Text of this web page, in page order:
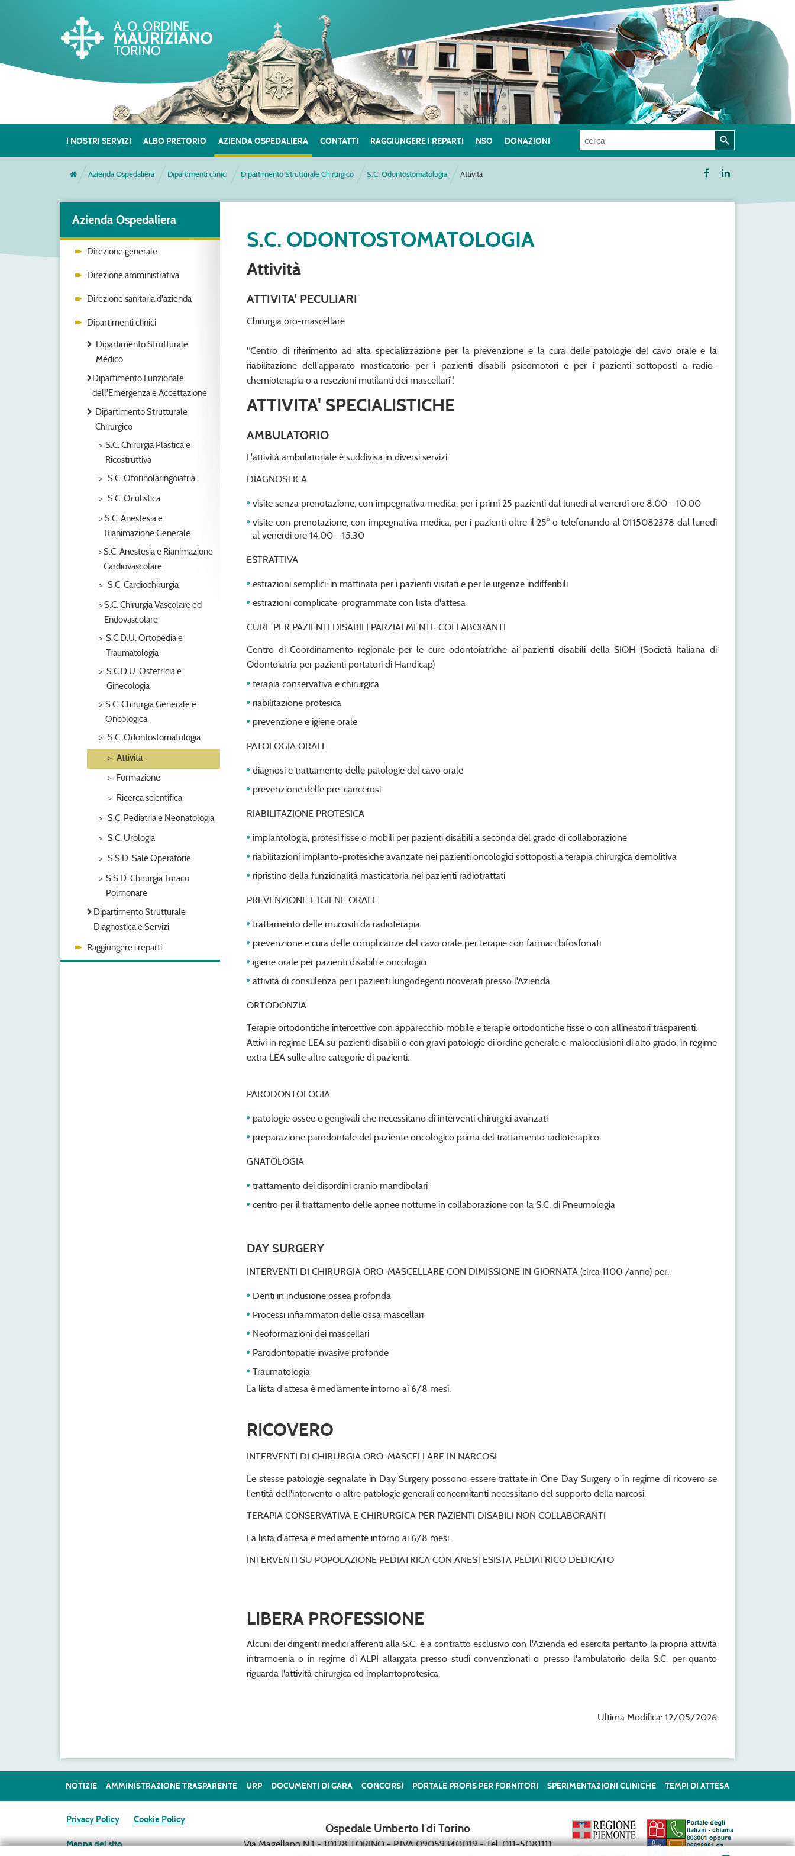
I NOSTRI SERVIZI ALBO PRETORIO AZIENDA OSPEDALIERA CONTATTI RAGGIUNGERE I REPARTI NSO DONAZIONI
Azienda Ospedaliera Dipartimenti clinici Dipartimento Strutturale Chirurgico S.C. Odontostomatologia Attività
Azienda Ospedaliera
Direzione generale
Direzione amministrativa
Direzione sanitaria d'azienda
Dipartimenti clinici
Dipartimento Strutturale
Medico
Dipartimento Funzionale
dell'Emergenza e Accettazione
Dipartimento Strutturale
Chirurgico
S.C. Chirurgia Plastica e
Ricostruttiva
S.C. Otorinolaringoiatria
S.C. Oculistica
S.C. Anestesia e
Rianimazione Generale
S.C. Anestesia e Rianimazione
Cardiovascolare
S.C. Cardiochirurgia
S.C. Chirurgia Vascolare ed
Endovascolare
S.C.D.U. Ortopedia e
Traumatologia
S.C.D.U. Ostetricia e
Ginecologia
S.C. Chirurgia Generale e
Oncologica
S.C. Odontostomatologia
Attività
Formazione
Ricerca scientifica
S.C. Pediatria e Neonatologia
S.C. Urologia
S.S.D. Sale Operatorie
S.S.D. Chirurgia Toraco
Polmonare
Dipartimento Strutturale
Diagnostica e Servizi
Raggiungere i reparti
S.C. ODONTOSTOMATOLOGIA
Attività
ATTIVITA' PECULIARI
Chirurgia oro-mascellare
"Centro di riferimento ad alta specializzazione per la prevenzione e la cura delle patologie del cavo orale e la
riabilitazione dell'apparato masticatorio per i pazienti disabili psicomotori e per i pazienti sottoposti a radio-
chemioterapia o a resezioni mutilanti dei mascellari".
ATTIVITA' SPECIALISTICHE
AMBULATORIO
L'attività ambulatoriale è suddivisa in diversi servizi
DIAGNOSTICA
visite senza prenotazione, con impegnativa medica, per i primi 25 pazienti dal lunedì al venerdì ore 8.00 - 10.00
visite con prenotazione, con impegnativa medica, per i pazienti oltre il 25° o telefonando al 0115082378 dal lunedì
al venerdì ore 14.00 - 15.30
ESTRATTIVA
estrazioni semplici: in mattinata per i pazienti visitati e per le urgenze indifferibili
estrazioni complicate: programmate con lista d'attesa
CURE PER PAZIENTI DISABILI PARZIALMENTE COLLABORANTI
Centro di Coordinamento regionale per le cure odontoiatriche ai pazienti disabili della SIOH (Società Italiana di
Odontoiatria per pazienti portatori di Handicap)
terapia conservativa e chirurgica
riabilitazione protesica
prevenzione e igiene orale
PATOLOGIA ORALE
diagnosi e trattamento delle patologie del cavo orale
prevenzione delle pre-cancerosi
RIABILITAZIONE PROTESICA
implantologia, protesi fisse o mobili per pazienti disabili a seconda del grado di collaborazione
riabilitazioni implanto-protesiche avanzate nei pazienti oncologici sottoposti a terapia chirurgica demolitiva
ripristino della funzionalità masticatoria nei pazienti radiotrattati
PREVENZIONE E IGIENE ORALE
trattamento delle mucositi da radioterapia
prevenzione e cura delle complicanze del cavo orale per terapie con farmaci bifosfonati
igiene orale per pazienti disabili e oncologici
attività di consulenza per i pazienti lungodegenti ricoverati presso l'Azienda
ORTODONZIA
Terapie ortodontiche intercettive con apparecchio mobile e terapie ortodontiche fisse o con allineatori trasparenti.
Attivi in regime LEA su pazienti disabili o con gravi patologie di ordine generale e malocclusioni di alto grado; in regime
extra LEA sulle altre categorie di pazienti.
PARODONTOLOGIA
patologie ossee e gengivali che necessitano di interventi chirurgici avanzati
preparazione parodontale del paziente oncologico prima del trattamento radioterapico
GNATOLOGIA
trattamento dei disordini cranio mandibolari
centro per il trattamento delle apnee notturne in collaborazione con la S.C. di Pneumologia
DAY SURGERY
INTERVENTI DI CHIRURGIA ORO-MASCELLARE CON DIMISSIONE IN GIORNATA (circa 1100 /anno) per:
Denti in inclusione ossea profonda
Processi infiammatori delle ossa mascellari
Neoformazioni dei mascellari
Parodontopatie invasive profonde
Traumatologia
La lista d'attesa è mediamente intorno ai 6/8 mesi.
RICOVERO
INTERVENTI DI CHIRURGIA ORO-MASCELLARE IN NARCOSI
Le stesse patologie segnalate in Day Surgery possono essere trattate in One Day Surgery o in regime di ricovero se
l'entità dell'intervento o altre patologie generali concomitanti necessitano del supporto della narcosi.
TERAPIA CONSERVATIVA E CHIRURGICA PER PAZIENTI DISABILI NON COLLABORANTI
La lista d'attesa è mediamente intorno ai 6/8 mesi.
INTERVENTI SU POPOLAZIONE PEDIATRICA CON ANESTESISTA PEDIATRICO DEDICATO
LIBERA PROFESSIONE
Alcuni dei dirigenti medici afferenti alla S.C. è a contratto esclusivo con l'Azienda ed esercita pertanto la propria attività
intramoenia o in regime di ALPI allargata presso studi convenzionati o presso l'ambulatorio della S.C. per quanto
riguarda l'attività chirurgica ed implantoprotesica.
Ultima Modifica: 12/05/2026
NOTIZIE AMMINISTRAZIONE TRASPARENTE URP DOCUMENTI DI GARA CONCORSI PORTALE PROFIS PER FORNITORI SPERIMENTAZIONI CLINICHE TEMPI DI ATTESA
Privacy Policy Cookie Policy
Mappa del sito
Ospedale Umberto I di Torino
Via Magellano N.1 - 10128 TORINO - P.IVA 09059340019 - Tel. 011-5081111